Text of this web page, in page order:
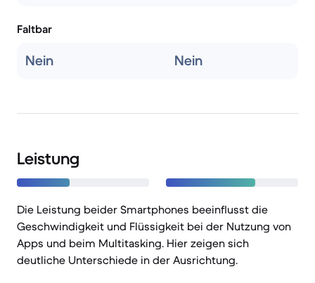
Faltbar
Nein Nein
Leistung
Die Leistung beider Smartphones beeinflusst die
Geschwindigkeit und Flüssigkeit bei der Nutzung von
Apps und beim Multitasking. Hier zeigen sich
deutliche Unterschiede in der Ausrichtung.